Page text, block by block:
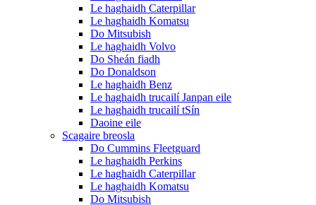
Le haghaidh Caterpillar
Le haghaidh Komatsu
Do Mitsubish
Le haghaidh Volvo
Do Sheán fiadh
Do Donaldson
Le haghaidh Benz
Le haghaidh trucailí Janpan eile
Le haghaidh trucailí tSín
Daoine eile
Scagaire breosla
Do Cummins Fleetguard
Le haghaidh Perkins
Le haghaidh Caterpillar
Le haghaidh Komatsu
Do Mitsubish